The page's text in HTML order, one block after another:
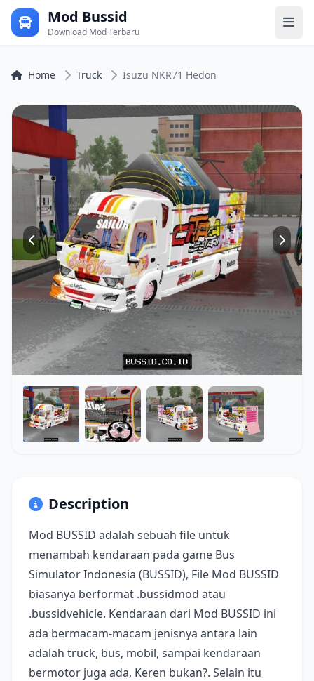
Mod Bussid
Download Mod Terbaru
Home Truck Isuzu NKR71 Hedon
Description
Mod BUSSID adalah sebuah file untuk
menambah kendaraan pada game Bus
Simulator Indonesia (BUSSID), File Mod BUSSID
biasanya berformat .bussidmod atau
.bussidvehicle. Kendaraan dari Mod BUSSID ini
ada bermacam-macam jenisnya antara lain
adalah truck, bus, mobil, sampai kendaraan
bermotor juga ada, Keren bukan?. Selain itu